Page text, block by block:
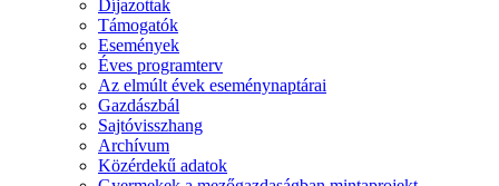
Díjazottak
Támogatók
Események
Éves programterv
Az elmúlt évek eseménynaptárai
Gazdászbál
Sajtóvisszhang
Archívum
Közérdekű adatok